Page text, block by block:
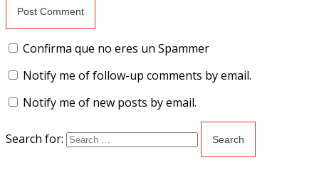
Confirma que no eres un Spammer
Notify me of follow-up comments by email.
Notify me of new posts by email.
Search for: